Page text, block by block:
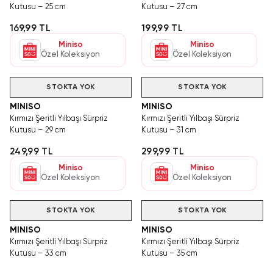
Kutusu – 25 cm
169,99 TL
Miniso
Özel Koleksiyon
Kutusu – 27 cm
199,99 TL
Miniso
Özel Koleksiyon
STOKTA YOK
MINISO
Kırmızı Şeritli Yılbaşı Sürpriz
Kutusu – 29 cm
249,99 TL
Miniso
Özel Koleksiyon
STOKTA YOK
MINISO
Kırmızı Şeritli Yılbaşı Sürpriz
Kutusu – 31 cm
299,99 TL
Miniso
Özel Koleksiyon
STOKTA YOK
MINISO
Kırmızı Şeritli Yılbaşı Sürpriz
Kutusu – 33 cm
STOKTA YOK
MINISO
Kırmızı Şeritli Yılbaşı Sürpriz
Kutusu – 35 cm